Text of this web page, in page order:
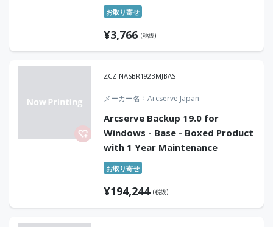
お取り寄せ
¥3,766 (税抜)
ZCZ-NASBR192BMJBAS
メーカー名 Arcserve Japan
Arcserve Backup 19.0 for
Windows - Base - Boxed Product
with 1 Year Maintenance
お取り寄せ
¥194,244 (税抜)